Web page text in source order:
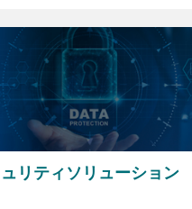
リティソリューション